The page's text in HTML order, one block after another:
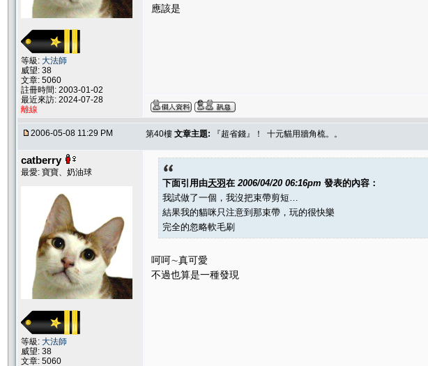
等級: 大法師
威望: 38
文章: 5060
註冊時間: 2003-01-02
最近來訪: 2024-07-28
離線
應該是
2006-05-08 11:29 PM 第40樓 文章主題: 『超省錢』！ 十元貓用牆角梳。。
catberry
最愛: 寶寶、奶油球
等級: 大法師
威望: 38
文章: 5060
下面引用由天羽在 2006/04/20 06:16pm 發表的內容：
我試做了一個，我沒把束帶剪短…
結果我的貓咪只注意到那束帶，玩的很快樂
完全的忽略軟毛刷
呵呵∼真可愛
不過也算是一種發現